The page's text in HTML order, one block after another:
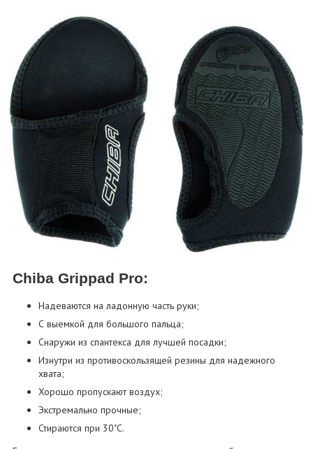
Chiba Grippad Pro:
Надеваются на ладонную часть руки;
С выемкой для большого пальца;
Снаружи из спантекса для лучшей посадки;
Изнутри из противоскользящей резины для надежного
хвата;
Хорошо пропускают воздух;
Экстремально прочные;
Стираются при 30˚C.